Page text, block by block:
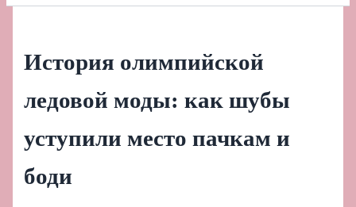
История олимпийской
ледовой моды: как шубы
уступили место пачкам и
боди